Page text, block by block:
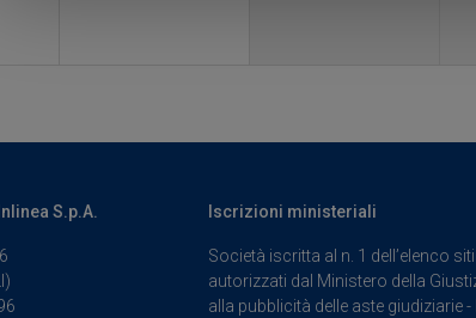
che hanno raccolto dal suo utilizzo dei loro servizi.
S.p.A. Iscrizioni ministeriali
Società iscritta al n. 1 dell’elenco
autorizzati dal Ministero della
alla pubblicità delle aste giudiziarie -